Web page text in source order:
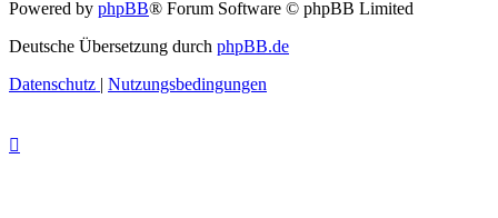
Powered by phpBB® Forum Software © phpBB Limited
Deutsche Übersetzung durch phpBB.de
Datenschutz | Nutzungsbedingungen